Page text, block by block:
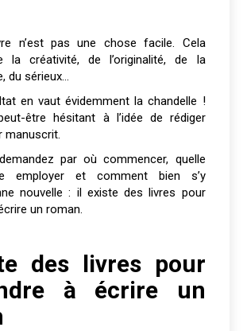
la créativité, de l’originalité, de la
du sérieux…
en vaut évidemment la chandelle !
être hésitant à l’idée de rédiger
manuscrit.
par où commencer, quelle
employer et comment bien s’y
nouvelle : il existe des livres pour
un roman.
des livres pour
à écrire un